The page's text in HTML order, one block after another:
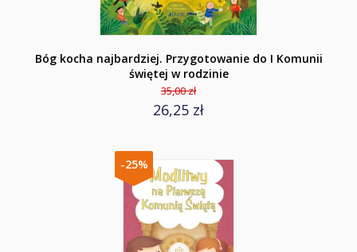
Bóg kocha najbardziej. Przygotowanie do I Komunii
świętej w rodzinie
35,00 zł
26,25 zł
-25%